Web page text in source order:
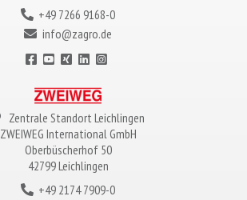
+49 7266 9168-0
info@zagro.de
Zentrale Standort Leichlingen
ZWEIWEG International GmbH
Oberbüscherhof 50
42799 Leichlingen
+49 2174 7909-0